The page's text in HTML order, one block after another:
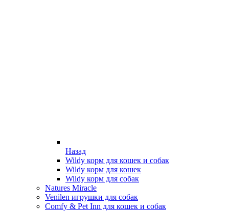
Назад
Wildy корм для кошек и собак
Wildy корм для кошек
Wildy корм для собак
Natures Miracle
Venilen игрушки для собак
Comfy & Pet Inn для кошек и собак